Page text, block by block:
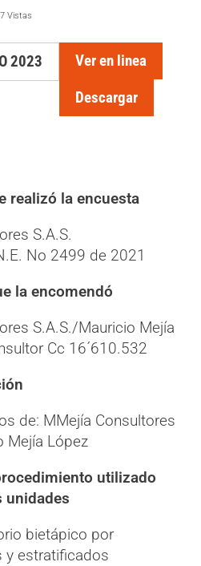
Vistas
2023
Ver en linea
Descargar
realizó la encuesta
S.A.S.
No 2499 de 2021
la encomendó
S.A.S./Mauricio Mejía
Cc 16´610.532
de: MMejía Consultores
Mejía López
utilizado
unidades
bietápico por
y estratificados